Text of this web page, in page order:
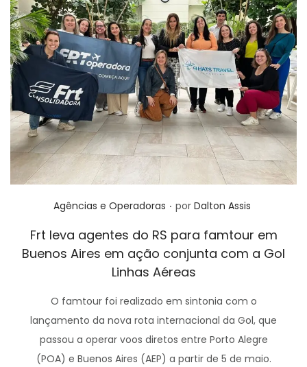
Posted in
Agências e Operadoras . por Dalton Assis
Frt leva agentes do RS para famtour em
Buenos Aires em ação conjunta com a Gol
Linhas Aéreas
O famtour foi realizado em sintonia com o
lançamento da nova rota internacional da Gol, que
passou a operar voos diretos entre Porto Alegre
(POA) e Buenos Aires (AEP) a partir de 5 de maio.